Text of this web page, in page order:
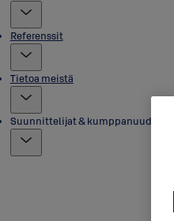
Referenssit
Tietoa meistä
Suunnittelijat & kumppanuudet